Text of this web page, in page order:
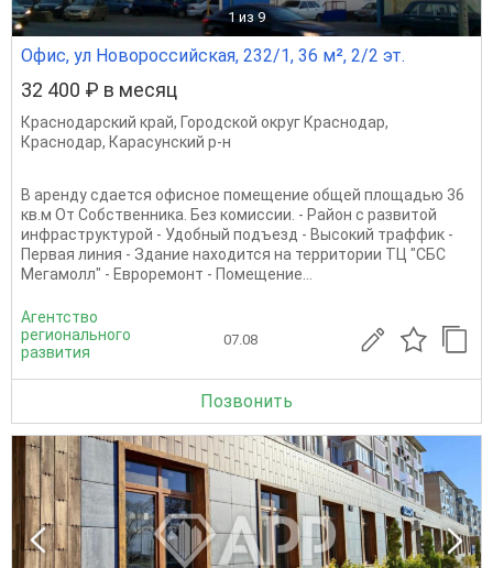
1 из 9
Офис, ул Новороссийская, 232/1, 36 м², 2/2 эт.
32 400 ₽ в месяц
Краснодарский край, Городской округ Краснодар,
Краснодар, Карасунский р-н
В аренду сдается офисное помещение общей площадью 36
кв.м От Собственника. Без комиссии. - Район с развитой
инфраструктурой - Удобный подъезд - Высокий траффик -
Первая линия - Здание находится на территории ТЦ "СБС
Мегамолл" - Евроремонт - Помещение...
Агентство
регионального
развития
07.08
Позвонить